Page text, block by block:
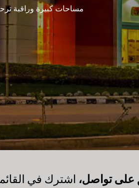
مساحات كبيرة وراقبة
على تواصل، اشترك في